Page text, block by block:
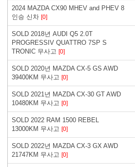
2024 MAZDA CX90 MHEV and PHEV 8
인승 신차 [0]
SOLD 2018년 AUDI Q5 2.0T
PROGRESSIV QUATTRO 7SP S
TRONIC 무사고 [0]
SOLD 2020년 MAZDA CX-5 GS AWD
39400KM 무사고 [0]
SOLD 2021년 MAZDA CX-30 GT AWD
10480KM 무사고 [0]
SOLD 2022 RAM 1500 REBEL
13000KM 무사고 [0]
SOLD 2022년 MAZDA CX-3 GX AWD
21747KM 무사고 [0]